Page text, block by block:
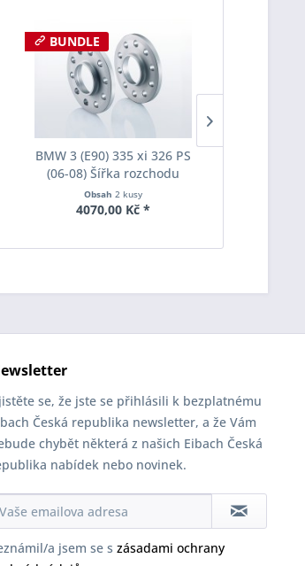
BUNDLE
BMW 3 (E90) 335 xi 326 PS
(06-08) Šířka rozchodu
Eibach Pro-Spacer S90-2-20-
020 System2 Tloušťka 20mm
Obsah2 kusy
4070,00 Kč *
se, že jste se přihlásili k bezplatnému
Česká republika newsletter, a že Vám
chybět některá z našich Eibach Česká
nabídek nebo novinek.
a jsem se s zásadami ochrany